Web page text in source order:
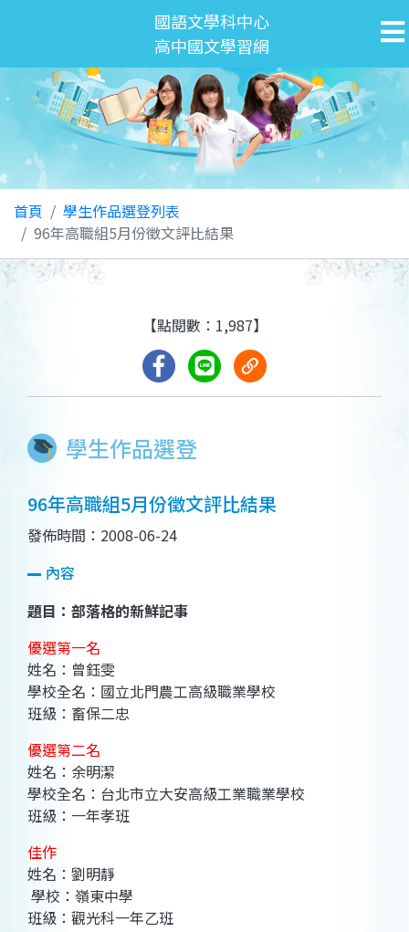
國語文學科中心
高中國文學習網
首頁
學生作品選登列表
96年高職組5月份徵文評比結果
學生作品選登
【點閱數：1,987】
96年高職組5月份徵文評比結果
發佈時間：2008-06-24
內容
題目：部落格的新鮮記事
優選第一名
姓名：曾鈺雯
學校全名：國立北門農工高級職業學校
班級：畜保二忠
優選第二名
姓名：余明潔
學校全名：台北市立大安高級工業職業學校
班級：一年孝班
佳作
姓名：劉明靜
學校：嶺東中學
班級：觀光科一年乙班